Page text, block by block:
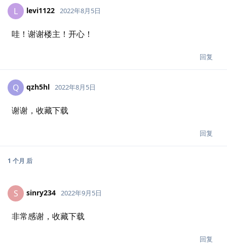
L levi1122 2022年8月5日
哇！谢谢楼主！开心！
回复
Q qzh5hl 2022年8月5日
谢谢，收藏下载
回复
1 个月 后
S sinry234 2022年9月5日
非常感谢，收藏下载
回复